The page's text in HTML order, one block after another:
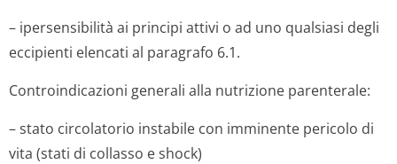
– ipersensibilità ai principi attivi o ad uno qualsiasi degli
eccipienti elencati al paragrafo 6.1.
Controindicazioni generali alla nutrizione parenterale:
– stato circolatorio instabile con imminente pericolo di
vita (stati di collasso e shock)